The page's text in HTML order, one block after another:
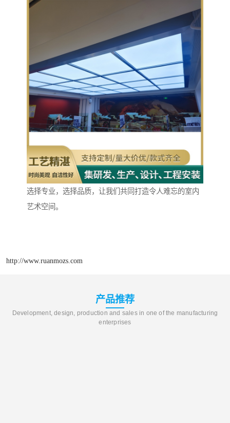
选择专业，选择品质，让我们共同打造令人难忘的室内
艺术空间。
http://www.ruanmozs.com
产品推荐
Development, design, production and sales in one of the manufacturing
enterprises